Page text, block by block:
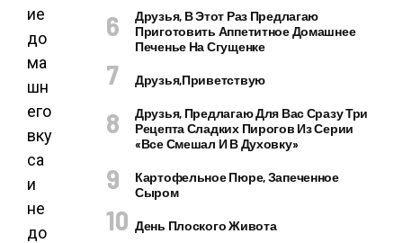
ие
до
ма
шн
его
вку
са
и
не
до
Друзья, В Этот Раз Предлагаю
Приготовить Аппетитное Домашнее
Печенье На Сгущенке
Друзья,приветствую
Друзья, Предлагаю Для Вас Сразу Три
Рецепта Сладких Пирогов Из Серии
«все Смешал И В Духовку»
Картофельное Пюре, Запеченное
Сыром
День Плоского Живота